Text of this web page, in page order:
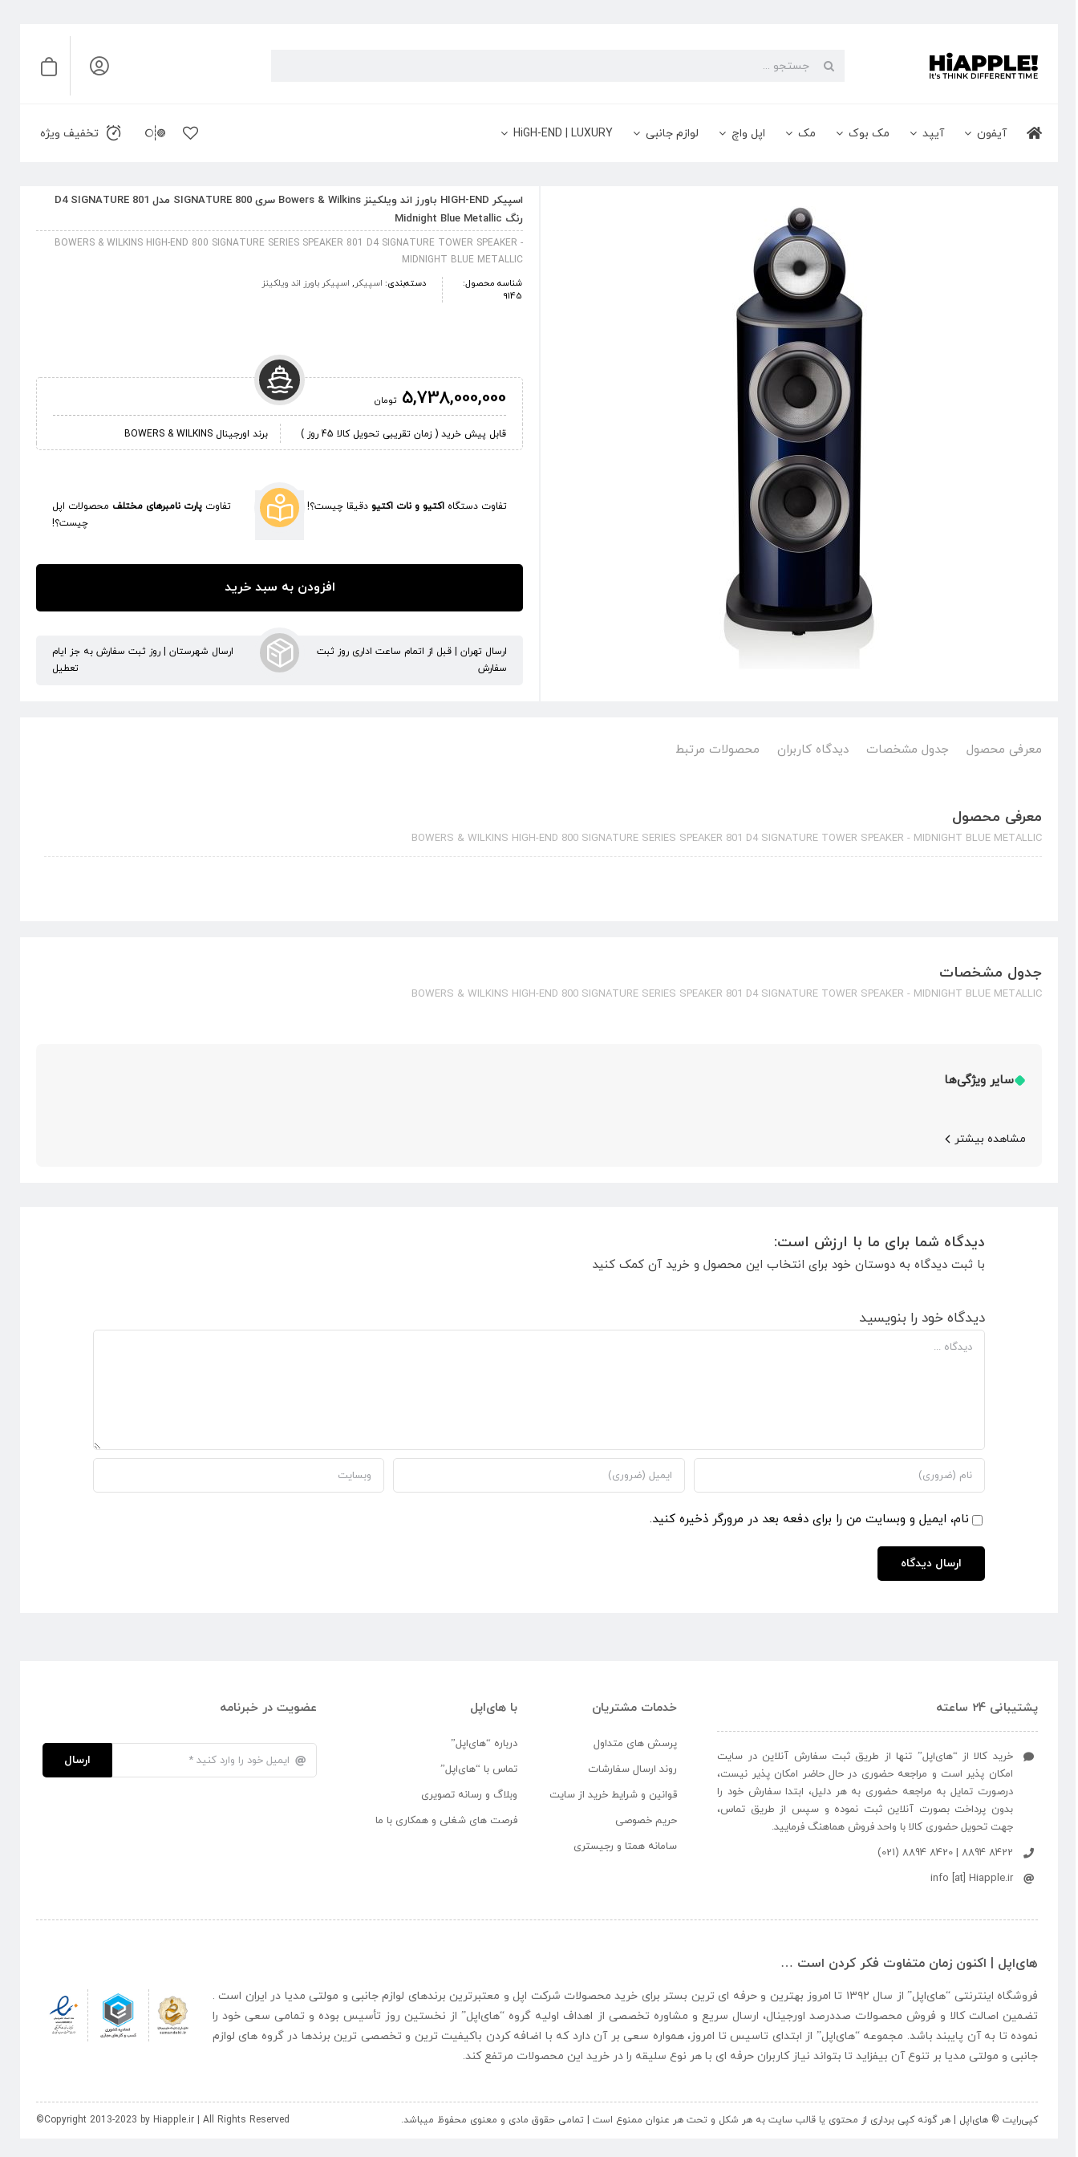
content
جستجو
آیفون آیپد مک بوک مک اپل واچ لوازم جانبی HiGH-END | LUXURY تخفیف ویژه
اسپیکر HIGH-END باورز اند ویلکینز Bowers & Wilkins سری 800 SIGNATURE مدل 801 D4 SIGNATURE
رنگ Midnight Blue Metallic
BOWERS & WILKINS HIGH-END 800 SIGNATURE SERIES SPEAKER 801 D4 SIGNATURE TOWER SPEAKER -
MIDNIGHT BLUE METALLIC
شناسه محصول:
9145
دسته‌بندی: اسپیکر , اسپیکر باورز اند ویلکینز
5,738,000,000 تومان
قابل پیش خرید ( زمان تقریبی تحویل کالا 45 روز ) برند اورجینال BOWERS & WILKINS
تفاوت دستگاه اکتیو و نات اکتیو دقیقا چیست؟! تفاوت پارت نامبرهای مختلف محصولات اپل
چیست؟!
افزودن به سبد خرید
ارسال تهران | قبل از اتمام ساعت اداری روز ثبت
سفارش
ارسال شهرستان | روز ثبت سفارش به جز ایام
تعطیل
معرفی محصول جدول مشخصات دیدگاه کاربران محصولات مرتبط
معرفی محصول
BOWERS & WILKINS HIGH-END 800 SIGNATURE SERIES SPEAKER 801 D4 SIGNATURE TOWER SPEAKER - MIDNIGHT BLUE METALLIC
جدول مشخصات
BOWERS & WILKINS HIGH-END 800 SIGNATURE SERIES SPEAKER 801 D4 SIGNATURE TOWER SPEAKER - MIDNIGHT BLUE METALLIC
سایر ویژگی‌ها
مشاهده بیشتر
دیدگاه شما برای ما با ارزش است:
با ثبت دیدگاه به دوستان خود برای انتخاب این محصول و خرید آن کمک کنید
دیدگاه خود را بنویسید
دیدگاه
نام، ایمیل و وبسایت من را برای دفعه بعد در مرورگر ذخیره کنید.
پشتیبانی 24 ساعته
خرید کالا از “های‌اپل” تنها از طریق ثبت سفارش آنلاین در سایت
امکان پذیر است و مراجعه حضوری در حال حاضر امکان پذیر نیست،
درصورت تمایل به مراجعه حضوری به هر دلیل، ابتدا سفارش خود را
بدون پرداخت بصورت آنلاین ثبت نموده و سپس از طریق تماس،
جهت تحویل حضوری کالا با واحد فروش هماهنگ فرمایید.
8422 8894 | 8420 8894 (021)
info [at] Hiapple.ir
خدمات مشتریان
پرسش های متداول
روند ارسال سفارشات
قوانین و شرایط خرید از سایت
حریم خصوصی
سامانه همتا و رجیستری
با های‌اپل
درباره “های‌اپل”
تماس با “های‌اپل”
وبلاگ و رسانه تصویری
فرصت های شغلی و همکاری با ما
عضویت در خبرنامه
ارسال
های‌اپل | اکنون زمان متفاوت فکر کردن است …
فروشگاه اینترنتی “های‌اپل
” از سال ۱۳۹۲ تا امروز بهترین و حرفه ای ترین بستر برای خرید محصولات شرکت اپل و معتبرترین برندهای لوازم جانبی و مولتی مدیا در ایران است .
تضمین اصالت کالا و فروش محصولات صددرصد اورجینال، ارسال سریع و مشاوره تخصصی از اهداف اولیه گروه “های‌اپل” از نخستین روز تأسیس بوده و تمامی سعی خود را
نموده تا به آن پایبند باشد. مجموعه “های‌اپل” از ابتدای تاسیس تا امروز، همواره سعی بر آن دارد که با اضافه کردن باکیفیت ترین و تخصصی ترین برندها در گروه های لوازم
جانبی و مولتی مدیا بر تنوع آن بیفزاید تا بتواند نیاز کاربران حرفه ای با هر نوع سلیقه را در خرید این محصولات مرتفع کند.
کپی‌رایت © های‌اپل | هر گونه کپی برداری از محتوی یا قالب سایت به هر شکل و تحت هر عنوان ممنوع است | تمامی حقوق مادی و معنوی محفوظ میباشد. ©Copyright 2013-2023 by Hiapple.ir | All Rights Reserved